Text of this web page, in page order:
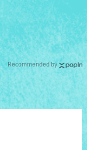
Recommended by